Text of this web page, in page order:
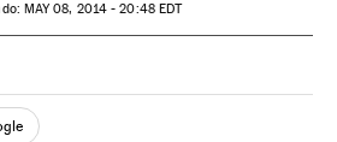
MAY08, 2014 - 20:48EDT
Twitter
Redes Sociales